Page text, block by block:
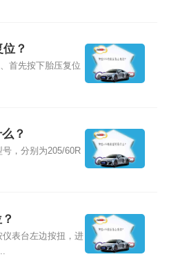
？
首先按下胎压复位
？
，分别为205/60R
表台左边按扭，进